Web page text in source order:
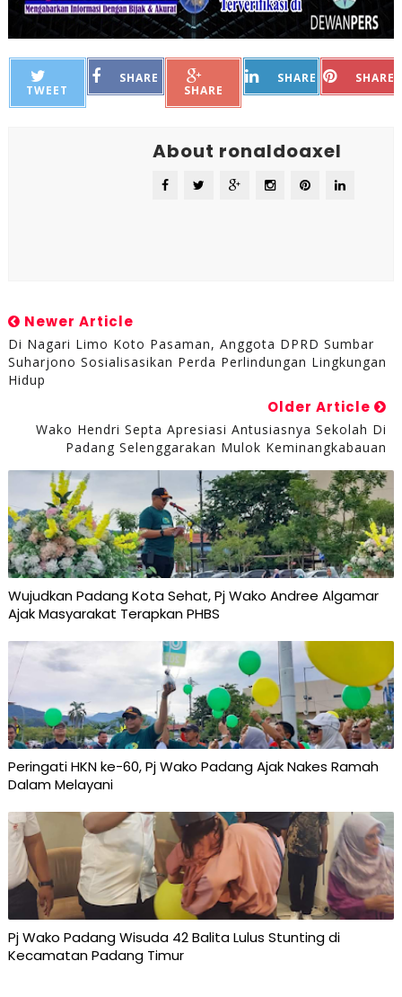
TWEET
SHARE
SHARE
SHARE SHARE
About ronaldoaxel
Newer Article
Di Nagari Limo Koto Pasaman, Anggota DPRD Sumbar
Suharjono Sosialisasikan Perda Perlindungan Lingkungan
Hidup
Older Article
Wako Hendri Septa Apresiasi Antusiasnya Sekolah Di
Padang Selenggarakan Mulok Keminangkabauan
Wujudkan Padang Kota Sehat, Pj Wako Andree Algamar
Ajak Masyarakat Terapkan PHBS
Peringati HKN ke-60, Pj Wako Padang Ajak Nakes Ramah
Dalam Melayani
Pj Wako Padang Wisuda 42 Balita Lulus Stunting di
Kecamatan Padang Timur